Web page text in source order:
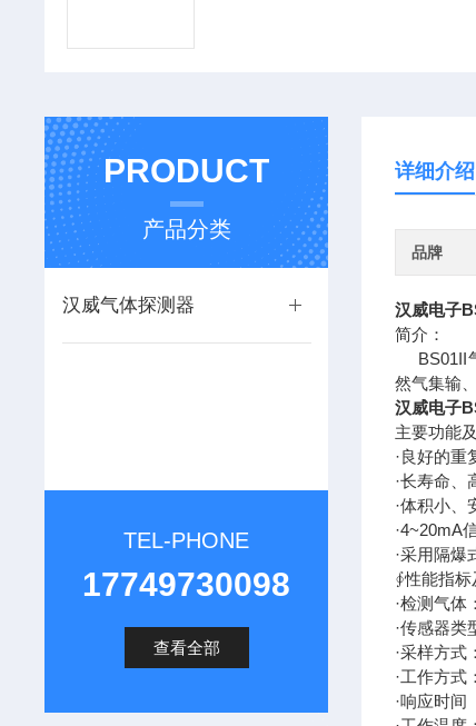
PRODUCT
产品分类
汉威气体探测器
TEL-PHONE
17749730098
查看全部
详细介绍
品牌
汉威电子
简介：
BS01II
然气集输
汉威电子
主要
·良好的重
·长寿命、
·体积小、
·4~20mA
·采用隔爆
∮性能指标
·检测气体
·传感器类
·采样方式
·工作方式
·响应时间